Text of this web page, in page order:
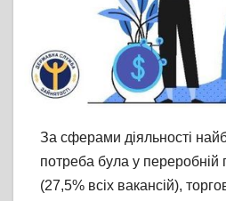
За сферами діяльності
потреба була у переробній
(27,5% всіх вакансій),